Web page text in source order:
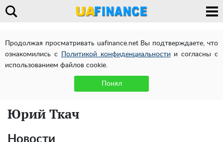
Продолжая просматривать uafinance.net Вы подтверждаете, что
ознакомились с
Политикой конфиденциальности и согласны с
использованием файлов cookie.
Понял
Юрий Ткач
Новости